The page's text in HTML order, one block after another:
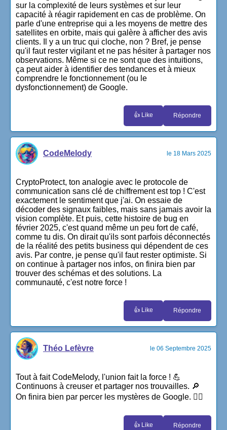
sur la complexité de leurs systèmes et sur leur
capacité à réagir rapidement en cas de problème. On
parle d'une entreprise qui a les moyens de mettre des
satellites en orbite, mais qui galère à afficher des avis
clients. Il y a un truc qui cloche, non ? Bref, je pense
qu'il faut rester vigilant et ne pas hésiter à partager nos
observations. Même si ce ne sont que des intuitions,
ça peut aider à identifier des tendances et à mieux
comprendre le fonctionnement (ou le
dysfonctionnement) de Google.
👍 Like Répondre
CodeMelody le 18 Mars 2025
CryptoProtect, ton analogie avec le protocole de
communication sans clé de chiffrement est top ! C'est
exactement le sentiment que j'ai. On essaie de
décoder des signaux faibles, mais sans jamais avoir la
vision complète. Et puis, cette histoire de bug en
février 2025, c'est quand même un peu fort de café,
comme tu dis. On dirait qu'ils sont parfois déconnectés
de la réalité des petits business qui dépendent de ces
avis. Par contre, je pense qu'il faut rester optimiste. Si
on continue à partager nos infos, on finira bien par
trouver des schémas et des solutions. La
communauté, c'est notre force !
👍 Like Répondre
Théo Lefèvre le 06 Septembre 2025
Tout à fait CodeMelody, l'union fait la force ! 💪
Continuons à creuser et partager nos trouvailles. 🔎
On finira bien par percer les mystères de Google. 🕵️‍♂️
👍 Like Répondre